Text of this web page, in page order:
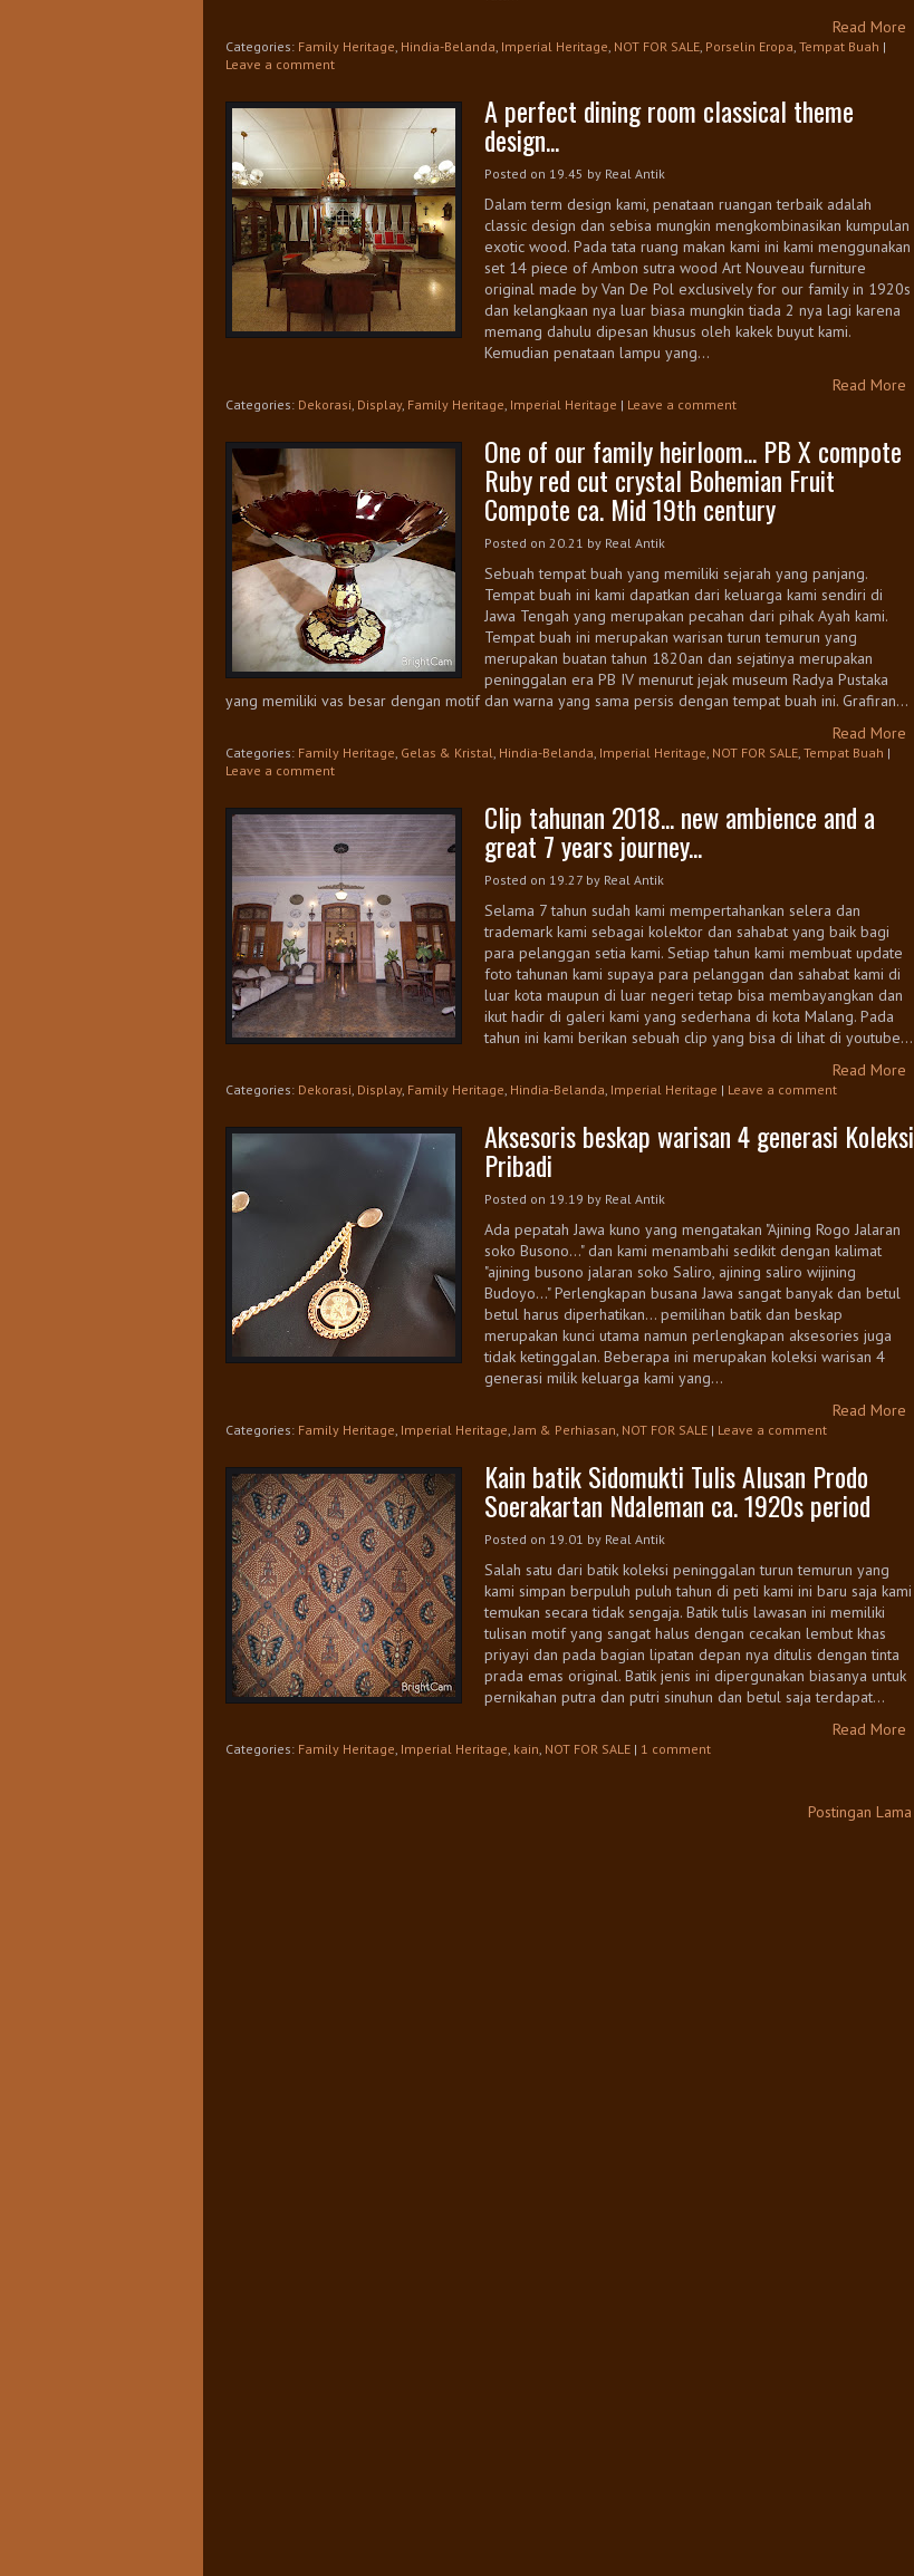
Read More
Categories: Family Heritage, Hindia-Belanda, Imperial Heritage, NOT FOR SALE, Porselin Eropa, Tempat Buah |
Leave a comment
A perfect dining room classical theme
design...
Posted on 19.45 by Real Antik
Dalam term design kami, penataan ruangan terbaik adalah
classic design dan sebisa mungkin mengkombinasikan kumpulan
exotic wood. Pada tata ruang makan kami ini kami menggunakan
set 14 piece of Ambon sutra wood Art Nouveau furniture
original made by Van De Pol exclusively for our family in 1920s
dan kelangkaan nya luar biasa mungkin tiada 2 nya lagi karena
memang dahulu dipesan khusus oleh kakek buyut kami.
Kemudian penataan lampu yang...
Read More
Categories: Dekorasi, Display, Family Heritage, Imperial Heritage | Leave a comment
One of our family heirloom... PB X compote
Ruby red cut crystal Bohemian Fruit
Compote ca. Mid 19th century
Posted on 20.21 by Real Antik
Sebuah tempat buah yang memiliki sejarah yang panjang.
Tempat buah ini kami dapatkan dari keluarga kami sendiri di
Jawa Tengah yang merupakan pecahan dari pihak Ayah kami.
Tempat buah ini merupakan warisan turun temurun yang
merupakan buatan tahun 1820an dan sejatinya merupakan
peninggalan era PB IV menurut jejak museum Radya Pustaka
yang memiliki vas besar dengan motif dan warna yang sama persis dengan tempat buah ini. Grafiran...
Read More
Categories: Family Heritage, Gelas & Kristal, Hindia-Belanda, Imperial Heritage, NOT FOR SALE, Tempat Buah |
Leave a comment
Clip tahunan 2018... new ambience and a
great 7 years journey...
Posted on 19.27 by Real Antik
Selama 7 tahun sudah kami mempertahankan selera dan
trademark kami sebagai kolektor dan sahabat yang baik bagi
para pelanggan setia kami. Setiap tahun kami membuat update
foto tahunan kami supaya para pelanggan dan sahabat kami di
luar kota maupun di luar negeri tetap bisa membayangkan dan
ikut hadir di galeri kami yang sederhana di kota Malang. Pada
tahun ini kami berikan sebuah clip yang bisa di lihat di youtube...
Read More
Categories: Dekorasi, Display, Family Heritage, Hindia-Belanda, Imperial Heritage | Leave a comment
Aksesoris beskap warisan 4 generasi Koleksi
Pribadi
Posted on 19.19 by Real Antik
Ada pepatah Jawa kuno yang mengatakan "Ajining Rogo Jalaran
soko Busono..." dan kami menambahi sedikit dengan kalimat
"ajining busono jalaran soko Saliro, ajining saliro wijining
Budoyo..." Perlengkapan busana Jawa sangat banyak dan betul
betul harus diperhatikan... pemilihan batik dan beskap
merupakan kunci utama namun perlengkapan aksesories juga
tidak ketinggalan. Beberapa ini merupakan koleksi warisan 4
generasi milik keluarga kami yang...
Read More
Categories: Family Heritage, Imperial Heritage,Jam & Perhiasan, NOT FOR SALE | Leave a comment
Kain batik Sidomukti Tulis Alusan Prodo
Soerakartan Ndaleman ca. 1920s period
Posted on 19.01 by Real Antik
Salah satu dari batik koleksi peninggalan turun temurun yang
kami simpan berpuluh puluh tahun di peti kami ini baru saja kami
temukan secara tidak sengaja. Batik tulis lawasan ini memiliki
tulisan motif yang sangat halus dengan cecakan lembut khas
priyayi dan pada bagian lipatan depan nya ditulis dengan tinta
prada emas original. Batik jenis ini dipergunakan biasanya untuk
pernikahan putra dan putri sinuhun dan betul saja terdapat...
Read More
Categories: Family Heritage, Imperial Heritage, kain, NOT FOR SALE | 1 comment
Postingan Lama